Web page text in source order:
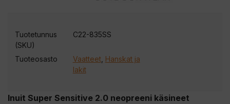
Inuit Super Sensitive 2.0 neopreeni käsineet
Tuotetunnus
(SKU)
C22-835SS
Tuoteosasto Vaatteet, Hanskat ja
lakit